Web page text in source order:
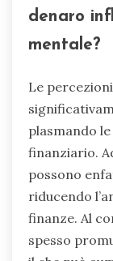
denaro
mentale?
Le
plasmando
finanziario.
possono
riducendo
finanze. Al
spesso